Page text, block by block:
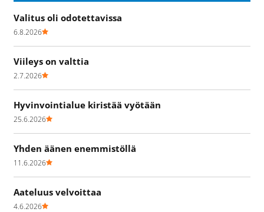
Valitus oli odotettavissa
6.8.2026
Viileys on valttia
2.7.2026
Hyvinvointialue kiristää vyötään
25.6.2026
Yhden äänen enemmistöllä
11.6.2026
Aateluus velvoittaa
4.6.2026